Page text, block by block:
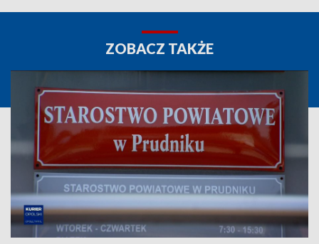
ZOBACZ TAKŻE